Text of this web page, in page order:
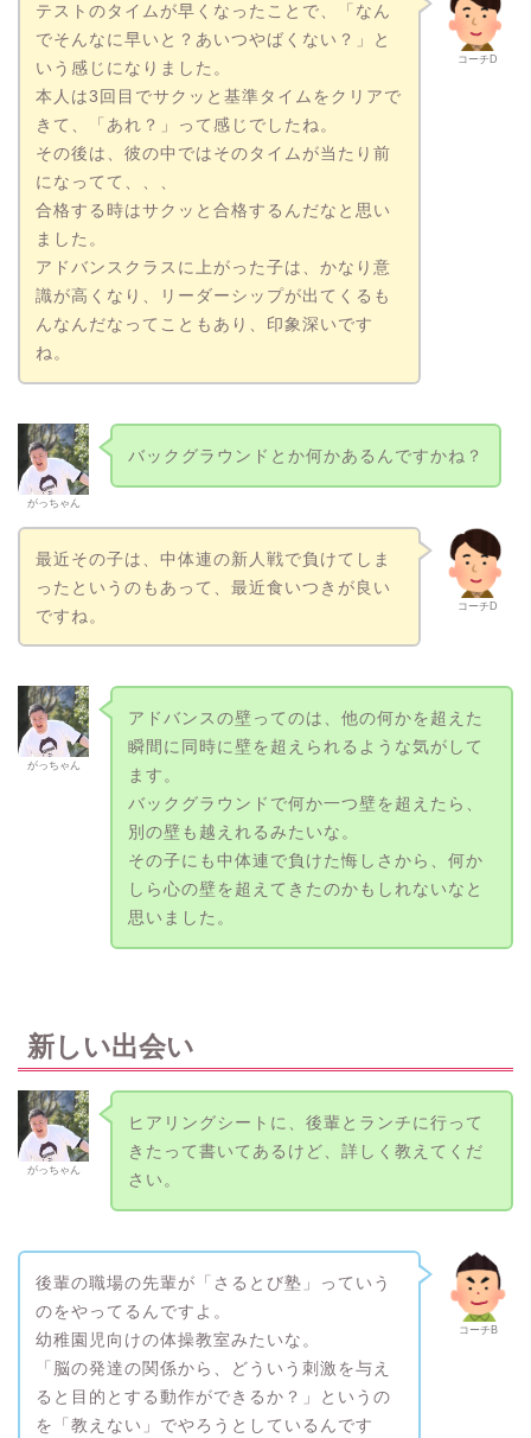
コーチD
テストのタイムが早くなったことで、「なん
でそんなに早いと？あいつやばくない？」と
いう感じになりました。
本人は3回目でサクッと基準タイムをクリアで
きて、「あれ？」って感じでしたね。
その後は、彼の中ではそのタイムが当たり前
になってて、、、
合格する時はサクッと合格するんだなと思い
ました。
アドバンスクラスに上がった子は、かなり意
識が高くなり、リーダーシップが出てくるも
んなんだなってこともあり、印象深いです
ね。
がっちゃん
バックグラウンドとか何かあるんですかね？
コーチD
最近その子は、中体連の新人戦で負けてしま
ったというのもあって、最近食いつきが良い
ですね。
がっちゃん
アドバンスの壁ってのは、他の何かを超えた
瞬間に同時に壁を超えられるような気がして
ます。
バックグラウンドで何か一つ壁を超えたら、
別の壁も越えれるみたいな。
その子にも中体連で負けた悔しさから、何か
しら心の壁を超えてきたのかもしれないなと
思いました。
新しい出会い
がっちゃん
ヒアリングシートに、後輩とランチに行って
きたって書いてあるけど、詳しく教えてくだ
さい。
コーチB
後輩の職場の先輩が「さるとび塾」っていう
のをやってるんですよ。
幼稚園児向けの体操教室みたいな。
「脳の発達の関係から、どういう刺激を与え
ると目的とする動作ができるか？」というの
を「教えない」でやろうとしているんです